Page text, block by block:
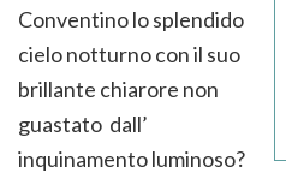
Conventino lo splendido
cielo notturno con il suo
brillante chiarore non
guastato dall’
inquinamento luminoso?